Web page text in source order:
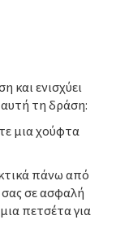
και ενισχύει
τη δράση:
μια χούφτα
πάνω από
σε ασφαλή
πετσέτα για